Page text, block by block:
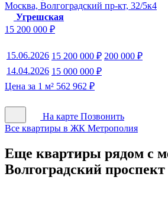
Москва, Волгоградский пр-кт, 32/5к4
Угрешская
15 200 000 ₽
15.06.2026 15 200 000 ₽ 200 000 ₽
14.04.2026 15 000 000 ₽
Цена за 1 м² 562 962 ₽
На карте Позвонить
Все квартиры в ЖК Метрополия
Еще квартиры рядом с
Волгоградский проспект